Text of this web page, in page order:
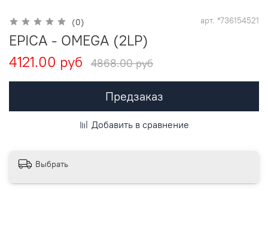
(0) арт. *736154521
EPICA - OMEGA (2LP)
4121.00 руб
4868.00 руб
Предзаказ
Добавить в сравнение
Выбрать